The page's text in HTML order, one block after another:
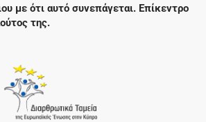
με ότι αυτό συνεπάγεται. Επίκεντρο
της.